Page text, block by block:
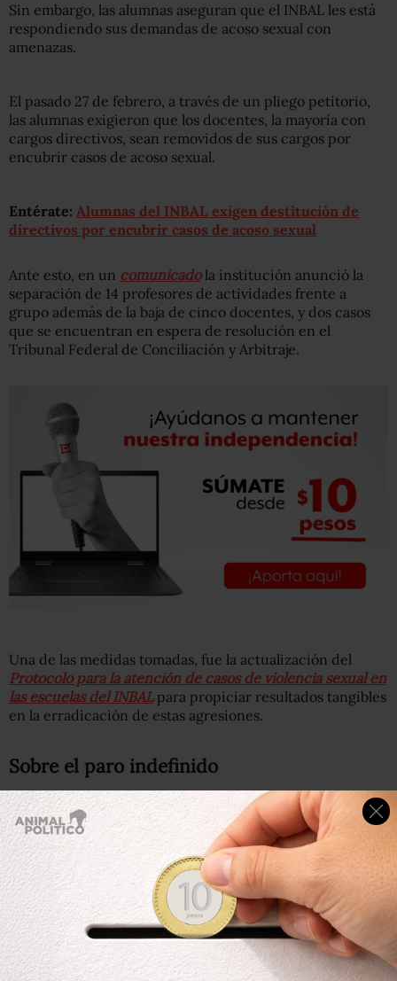
Sin embargo, las alumnas aseguran que el INBAL les está
respondiendo sus demandas de acoso sexual con
amenazas.
El pasado 27 de febrero, a través de un pliego petitorio,
las alumnas exigieron que los docentes, la mayoría con
cargos directivos, sean removidos de sus cargos por
encubrir casos de acoso sexual.
Entérate: Alumnas del INBAL exigen destitución de
directivos por encubrir casos de acoso sexual
Ante esto, en un comunicadola institución anunció la
separación de 14 profesores de actividades frente a
grupo además de la baja de cinco docentes, y dos casos
que se encuentran en espera de resolución en el
Tribunal Federal de Conciliación y Arbitraje.
Una de las medidas tomadas, fue la actualización del
Protocolo para la atención de casos de violencia sexual en
las escuelas del INBALpara propiciar resultados tangibles
en la erradicación de estas agresiones.
Sobre el paro indefinido
El INBAL, a través de la SGEIA, alistó un “plan de
recuperación de aprendizajes” (
Comunicado
ADM_160421_1
) para que las personas que se unieron al
paro indefinido de labores, puedan continuar con el ciclo
escolar 20-21.
Este plan, que comienza el 19 de abril, busca que los
estudiantes que decidieron no atender a las asignaturas
de su plan de estudios, no tengan que recursar todo el